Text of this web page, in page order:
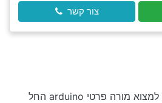
צור קשר
כאן באתר go100 תוכלו למצוא מורה פרטי arduino החל